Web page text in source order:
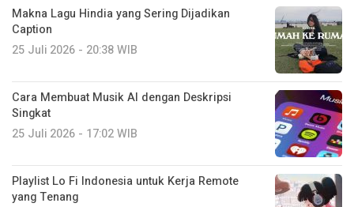
Makna Lagu Hindia yang Sering Dijadikan
Caption
25 Juli 2026 - 20:38 WIB
Cara Membuat Musik AI dengan Deskripsi
Singkat
25 Juli 2026 - 17:02 WIB
Playlist Lo Fi Indonesia untuk Kerja Remote
yang Tenang